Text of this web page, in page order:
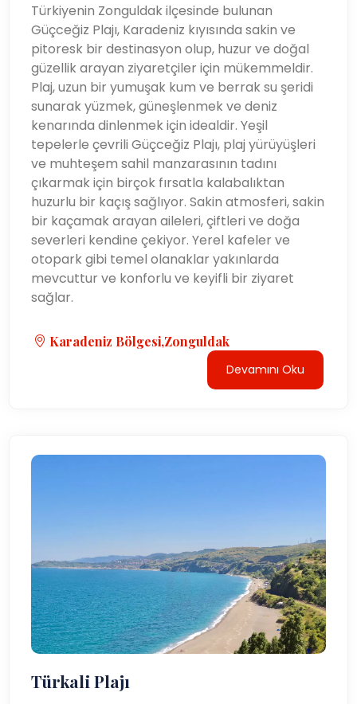
Türkiyenin Zonguldak ilçesinde bulunan
Güçceğiz Plajı, Karadeniz kıyısında sakin ve
pitoresk bir destinasyon olup, huzur ve doğal
güzellik arayan ziyaretçiler için mükemmeldir.
Plaj, uzun bir yumuşak kum ve berrak su şeridi
sunarak yüzmek, güneşlenmek ve deniz
kenarında dinlenmek için idealdir. Yeşil
tepelerle çevrili Güçceğiz Plajı, plaj yürüyüşleri
ve muhteşem sahil manzarasının tadını
çıkarmak için birçok fırsatla kalabalıktan
huzurlu bir kaçış sağlıyor. Sakin atmosferi, sakin
bir kaçamak arayan aileleri, çiftleri ve doğa
severleri kendine çekiyor. Yerel kafeler ve
otopark gibi temel olanaklar yakınlarda
mevcuttur ve konforlu ve keyifli bir ziyaret
sağlar.
Karadeniz Bölgesi,Zonguldak
Devamını Oku
Türkali Plajı